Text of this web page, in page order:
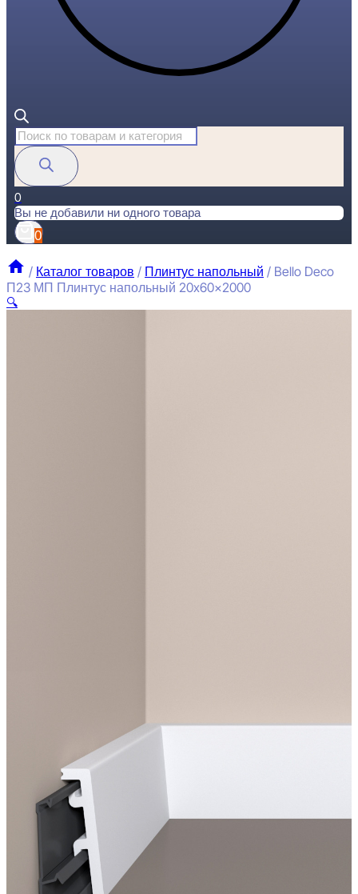
Поиск
товаров
0
Вы не добавили ни одного товара
0
/ Каталог товаров / Плинтус напольный / Bello Deco
П23 МП Плинтус напольный 20x60x2000
🔍